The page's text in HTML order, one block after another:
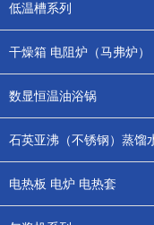
低温槽系列
干燥箱 电阻炉（马弗炉）
数显恒温油浴锅
石英亚沸（不锈钢）蒸馏
电热板 电炉 电热套